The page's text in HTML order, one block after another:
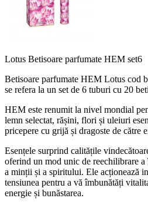
Lotus Betisoare parfumate HEM set6
Betisoare parfumate HEM Lotus cod
se refera la un set de 6 tuburi cu 20
HEM este renumit la nivel mondial
lemn selectat, rășini, flori și uleiuri
pricepere cu grijă și dragoste de către
Esențele surprind calitățile
oferind un mod unic de reechilibrare
a minții și a spiritului. Ele acționează
tensiunea pentru a vă îmbunătăți
energie și bunăstarea.